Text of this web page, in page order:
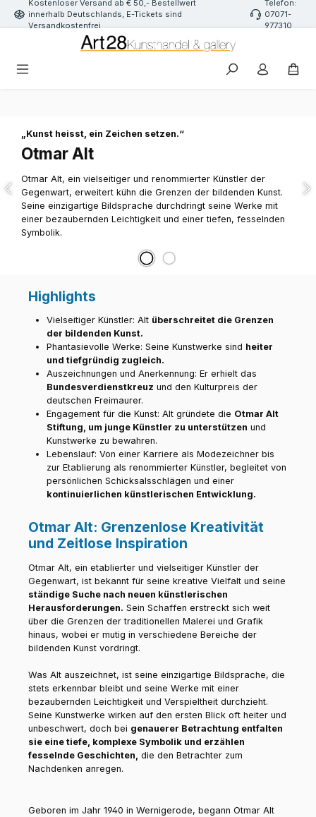
Zum Hauptinhalt springen
Kostenloser Versand ab € 50,- Bestellwert
innerhalb Deutschlands, E-Tickets sind
Versandkostenfrei
Telefon:
07071-
977310
„Kunst heisst, ein Zeichen setzen.“
Otmar Alt
Otmar Alt, ein vielseitiger und renommierter Künstler der
Gegenwart, erweitert kühn die Grenzen der bildenden Kunst.
Seine einzigartige Bildsprache durchdringt seine Werke mit
einer bezaubernden Leichtigkeit und einer tiefen, fesselnden
Symbolik.
Highlights
Vielseitiger Künstler: Alt überschreitet die Grenzen
der bildenden Kunst.
Phantasievolle Werke: Seine Kunstwerke sind heiter
und tiefgründig zugleich.
Auszeichnungen und Anerkennung: Er erhielt das
Bundesverdienstkreuz und den Kulturpreis der
deutschen Freimaurer.
Engagement für die Kunst: Alt gründete die Otmar Alt
Stiftung, um junge Künstler zu unterstützen und
Kunstwerke zu bewahren.
Lebenslauf: Von einer Karriere als Modezeichner bis
zur Etablierung als renommierter Künstler, begleitet von
persönlichen Schicksalsschlägen und einer
kontinuierlichen künstlerischen Entwicklung.
Otmar Alt: Grenzenlose Kreativität
und Zeitlose Inspiration
Otmar Alt, ein etablierter und vielseitiger Künstler der
Gegenwart, ist bekannt für seine kreative Vielfalt und seine
ständige Suche nach neuen künstlerischen
Herausforderungen. Sein Schaffen erstreckt sich weit
über die Grenzen der traditionellen Malerei und Grafik
hinaus, wobei er mutig in verschiedene Bereiche der
bildenden Kunst vordringt.
Was Alt auszeichnet, ist seine einzigartige Bildsprache, die
stets erkennbar bleibt und seine Werke mit einer
bezaubernden Leichtigkeit und Verspieltheit durchzieht.
Seine Kunstwerke wirken auf den ersten Blick oft heiter und
unbeschwert, doch bei genauerer Betrachtung entfalten
sie eine tiefe, komplexe Symbolik und erzählen
fesselnde Geschichten, die den Betrachter zum
Nachdenken anregen.
Geboren im Jahr 1940 in Wernigerode, begann Otmar Alt